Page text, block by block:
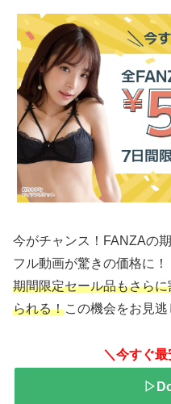
今がチャンス！FANZAの
フル動画が驚きの価格に！
期間限定セール品もさら
られる！この機会をお見逃
＼今すぐ